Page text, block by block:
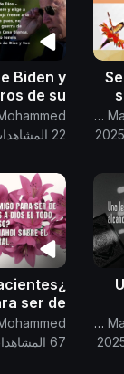
Canal Oficial Del Imam Al Mahdi Nasser Mohammed
Biden y
de su
tenéis
hacer
22 المشاهدات
Canal Oficial Del Imam Al Mahdi Nasser Mohammed
ser de
más
Dios el
67 المشاهدات